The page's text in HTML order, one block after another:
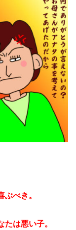
べき。
は悪い子。